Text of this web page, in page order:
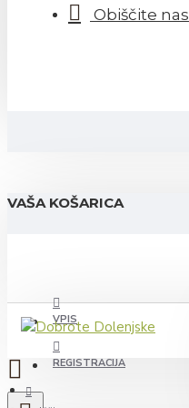
Obiščite nas
VAŠA KOŠARICA
VPIS
REGISTRACIJA